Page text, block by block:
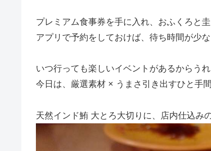
プレミアム食事券を手に入れ、おふくろと
アプリで予約をしておけば、待ち時間が少な
いつ行っても楽しいイベントがあるからうれ
今日は、厳選素材 × うまさ引き出すひと手
天然インド鮪 大とろ大切りに、店内仕込み